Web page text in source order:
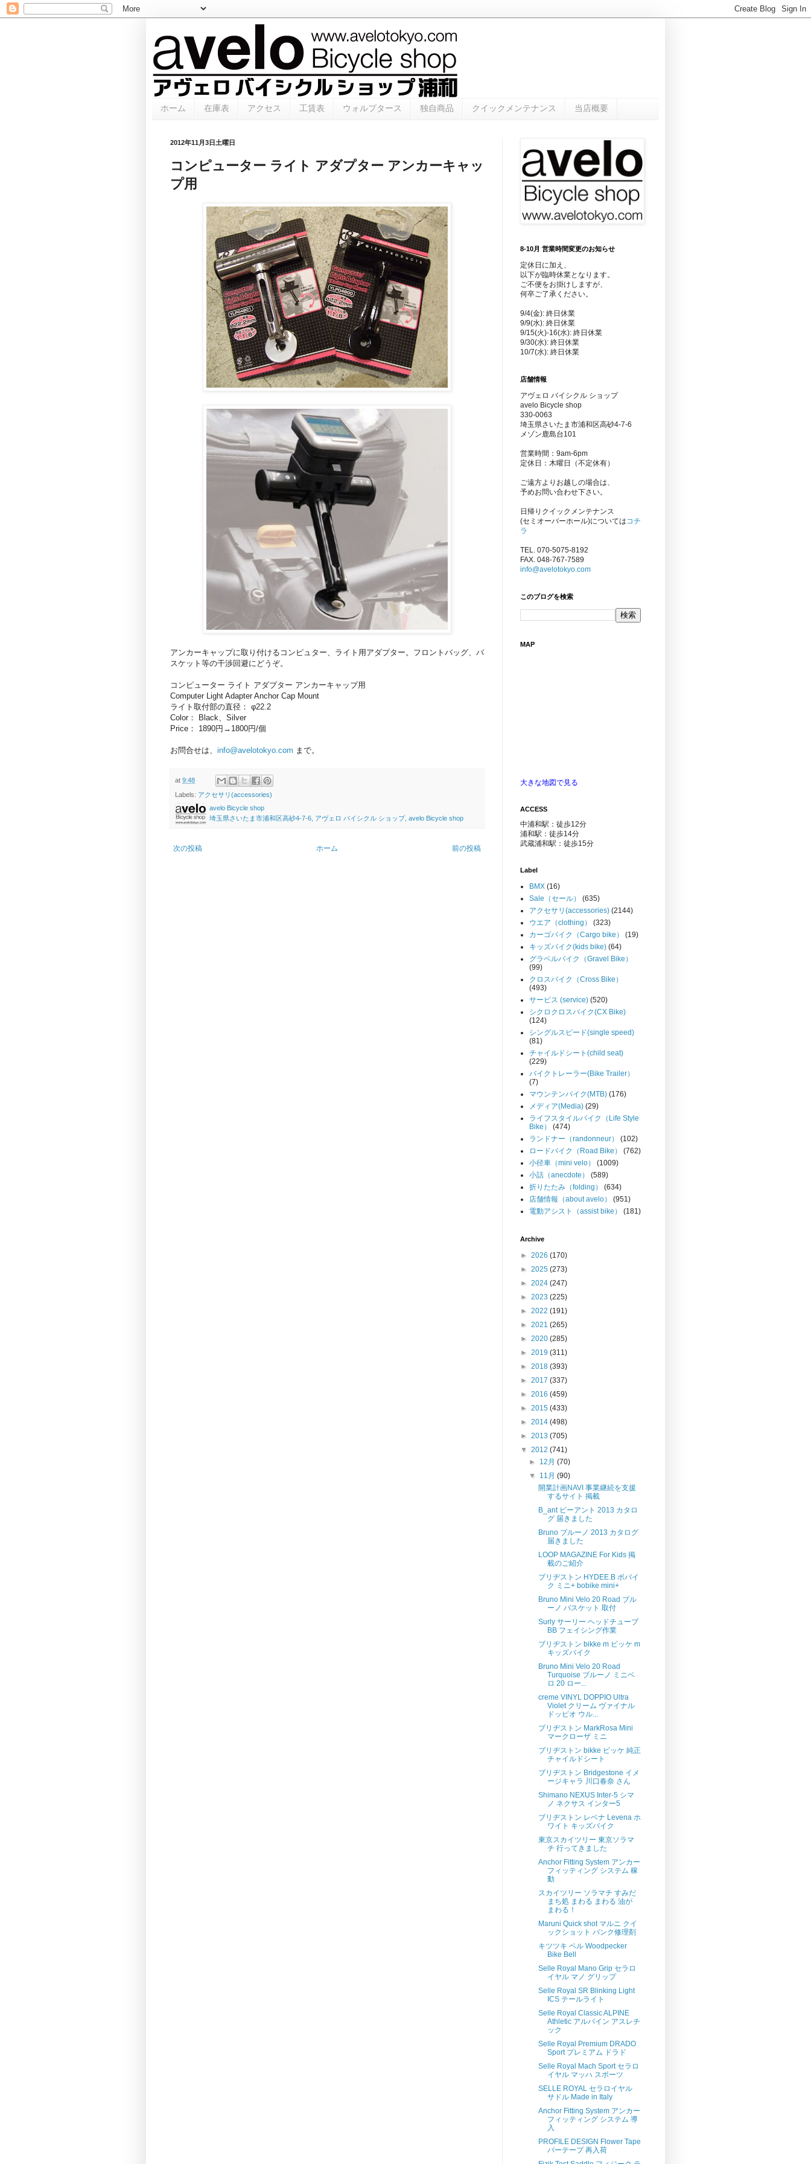
ホーム 在庫表 アクセス 工賃表 ウォルプタース 独自商品 クイックメンテナンス 当店概要
2012年11月3日土曜日
コンピューター ライト アダプター アンカーキャッ
プ用
アンカーキャップに取り付けるコンピュター、ライト用アダプター。フロントバッグ、バ
スケット等の干渉回避にどうぞ。
コンピューター ライト アダプター アンカーキャップ用
Computer Light Adapter Anchor Cap Mount
ライト取付部の直径： φ22.2
Color： Black、Silver
Price： 1890円→1800円/個
お問合せは、 info@avelotokyo.com まで。
at 9:48
Labels: アクセサリ(accessories)
avelo Bicycle shop
埼玉県さいたま市浦和区高砂4-7-6, アヴェロ バイシクル ショップ, avelo Bicycle shop
次の投稿 前の投稿
ホーム
8-10月 営業時間変更のお知らせ
定休日に加え、
以下が臨時休業となります。
ご不便をお掛けしますが、
何卒ご了承ください。
9/4(金): 終日休業
9/9(水): 終日休業
9/15(火)-16(水): 終日休業
9/30(水): 終日休業
10/7(水): 終日休業
店舗情報
アヴェロ バイシクル ショップ
avelo Bicycle shop
330-0063
埼玉県さいたま市浦和区高砂4-7-6
メゾン鹿島台101
営業時間：9am-6pm
定休日：木曜日（不定休有）
ご遠方よりお越しの場合は、
予めお問い合わせ下さい。
日帰りクイックメンテナンス
(セミオーバーホール)については コチ
ラ
TEL. 070-5075-8192
FAX. 048-767-7589
info@avelotokyo.com
このブログを検索
MAP
大きな地図で見る
ACCESS
中浦和駅：徒歩12分
浦和駅：徒歩14分
武蔵浦和駅：徒歩15分
Label
BMX (16)
Sale（セール）
(635)
アクセサリ(accessories) (2144)
ウエア（clothing）
(323)
カーゴバイク（Cargo bike）
(19)
キッズバイク(kids bike) (64)
グラベルバイク（Gravel Bike）
(99)
クロスバイク（Cross Bike）
(493)
サービス (service) (520)
シクロクロスバイク(CX Bike)
(124)
シングルスピード(single speed)
(81)
チャイルドシート(child seat)
(229)
バイクトレーラー(Bike Trailer）
(7)
マウンテンバイク(MTB) (176)
メディア(Media) (29)
ライフスタイルバイク（Life Style
Bike）
(474)
ランドナー（randonneur）
(102)
ロードバイク（Road Bike）
(762)
小径車（mini velo）
(1009)
小話（anecdote）
(589)
折りたたみ（folding）
(634)
店舗情報（about avelo）
(951)
電動アシスト（assist bike）
(181)
Archive
► 2026 (170)
► 2025 (273)
► 2024 (247)
► 2023 (225)
► 2022 (191)
► 2021 (265)
► 2020 (285)
► 2019 (311)
► 2018 (393)
► 2017 (337)
► 2016 (459)
► 2015 (433)
► 2014 (498)
► 2013 (705)
▼ 2012 (741)
► 12月(70)
▼ 11月(90)
開業計画NAVI 事業継続を支援
するサイト 掲載
B_ant ビーアント 2013 カタロ
グ 届きました
Bruno ブルーノ 2013 カタログ
届きました
LOOP MAGAZINE For Kids 掲
載のご紹介
ブリヂストン HYDEE.B ボバイ
ク ミニ+ bobike mini+
Bruno Mini Velo 20 Road ブル
ーノ バスケット 取付
Surly サーリー ヘッドチューブ
BB フェイシング作業
ブリヂストン bikke m ビッケ m
キッズバイク
Bruno Mini Velo 20 Road
Turquoise ブルーノ ミニベ
ロ 20 ロー...
creme VINYL DOPPIO Ultra
Violet クリーム ヴァイナル
ドッピオ ウル...
ブリヂストン MarkRosa Mini
マークローザ ミニ
ブリヂストン bikke ビッケ 純正
チャイルドシート
ブリヂストン Bridgestone イメ
ージキャラ 川口春奈 さん
Shimano NEXUS Inter-5 シマ
ノ ネクサス インター5
ブリヂストン レベナ Levena ホ
ワイト キッズバイク
東京スカイツリー 東京ソラマ
チ 行ってきました
Anchor Fitting System アンカー
フィッティング システム 稼
動
スカイツリー ソラマチ すみだ
まち処 まわる まわる 油が
まわる！
Maruni Quick shot マルニ クイ
ックショット パンク修理剤
キツツキ ベル Woodpecker
Bike Bell
Selle Royal Mano Grip セラロ
イヤル マノ グリップ
Selle Royal SR Blinking Light
ICS テールライト
Selle Royal Classic ALPINE
Athletic アルパイン アスレチ
ック
Selle Royal Premium DRADO
Sport プレミアム ドラド
Selle Royal Mach Sport セラロ
イヤル マッハ スポーツ
SELLE ROYAL セラロイヤル
サドル Made in Italy
Anchor Fitting System アンカー
フィッティング システム 導
入
PROFILE DESIGN Flower Tape
バーテープ 再入荷